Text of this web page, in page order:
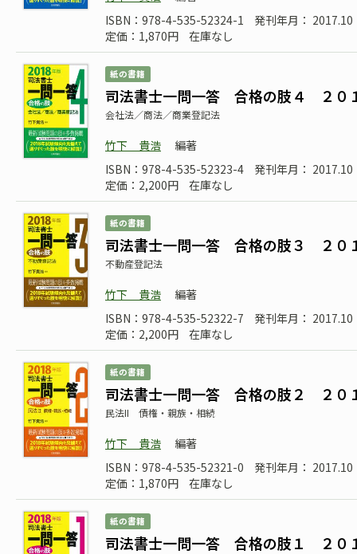
ISBN：978-4-535-52324-1
発刊年月： 2017.10
定価：1,870円
在庫なし
紙の書籍
司法書士一問一答 合格の肢４ ２０
会社法／商法／商業登記法
竹下 貴浩
編著
ISBN：978-4-535-52323-4
発刊年月： 2017.10
定価：2,200円
在庫なし
紙の書籍
司法書士一問一答 合格の肢３ ２０
不動産登記法
竹下 貴浩
編著
ISBN：978-4-535-52322-7
発刊年月： 2017.10
定価：2,200円
在庫なし
紙の書籍
司法書士一問一答 合格の肢２ ２０
民法II 債権・親族・相続
竹下 貴浩
編著
ISBN：978-4-535-52321-0
発刊年月： 2017.10
定価：1,870円
在庫なし
紙の書籍
司法書士一問一答 合格の肢１ ２０